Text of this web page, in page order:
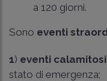
a 120 giorni.
Sono eventi
1) eventi calamitosi
stato di emergenza;